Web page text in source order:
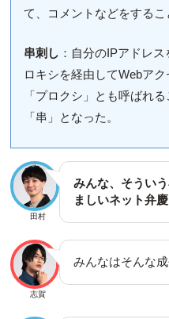
て、コメントなどをするこ
串刺し ：自分のIPアドレ
ロキシを経由してWebア
「プロクシ」とも呼ばれ
「串」となった。
田村
みんな、そうい
ましいネット弁
志賀
みんなはそんな